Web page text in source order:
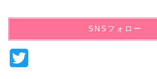
SNSフォロー